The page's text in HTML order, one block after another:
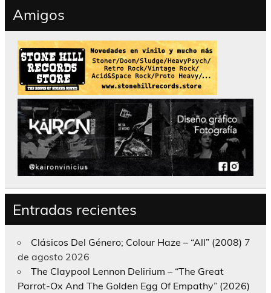
Amigos
Entradas recientes
Clásicos Del Género; Colour Haze – “All” (2008) 7
de agosto 2026
The Claypool Lennon Delirium – “The Great
Parrot-Ox And The Golden Egg Of Empathy” (2026)